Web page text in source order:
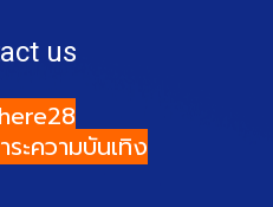
us
ะความบันเทิง